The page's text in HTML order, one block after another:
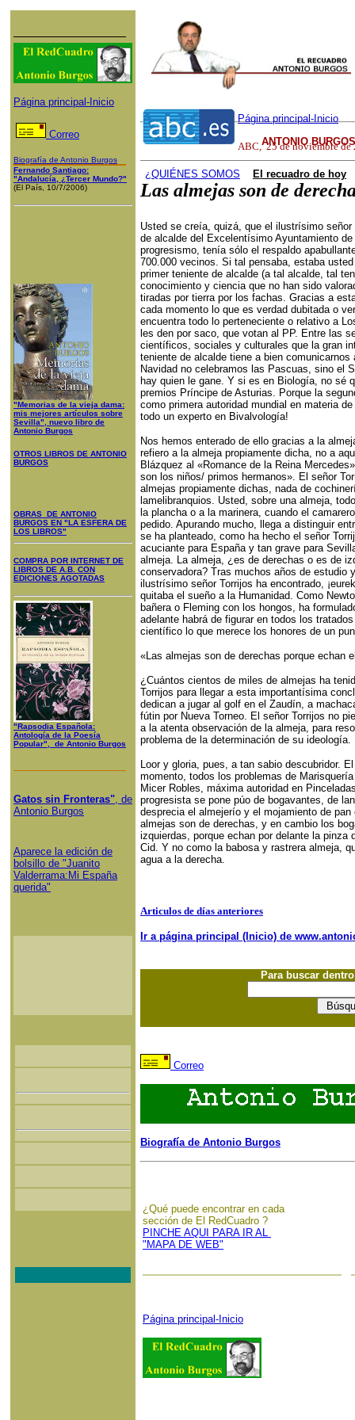
Página principal-Inicio
Correo
Biografía de Antonio Burgos
Fernando Santiago:
"Andalucía, ¿Tercer Mundo?"
(El País, 10/7/2006)
"Memorias de la vieja dama:
mis mejores artículos sobre
Sevilla", nuevo libro de
Antonio Burgos
OTROS LIBROS DE ANTONIO
BURGOS
OBRAS DE ANTONIO
BURGOS EN "LA ESFERA DE
LOS LIBROS"
COMPRA POR INTERNET DE
LIBROS DE A.B. CON
EDICIONES AGOTADAS
"Rapsodia Española:
Antología de la Poesía
Popular", de Antonio Burgos
Gatos sin Fronteras", de
Antonio Burgos
Aparece la edición de
bolsillo de "Juanito
Valderrama:Mi España
querida"
Página principal-Inicio
ABC, 25 de noviembre de
¿QUI ÉNES SOMOS El recuadro de hoy
ANTONIO
Las almejas son de
Usted se creía, quizá, que el ilustrísimo
de alcalde del Excelentísimo Ayuntamiento
progresismo, tenía sólo el respaldo
700.000 vecinos. Si tal pensaba, estaba
primer teniente de alcalde (a tal alcalde, tal
conocimiento y ciencia que no han sido
tiradas por tierra por los fachas. Gracias a
cada momento lo que es verdad dubitada o
encuentra todo lo perteneciente o relativo a
les den por saco, que votan al PP. Entre las
científicos, sociales y culturales que la gran
teniente de alcalde tiene a bien
Navidad no celebramos las Pascuas, sino el
hay quien le gane. Y si es en Biología, no sé
premios Príncipe de Asturias. Porque la
como primera autoridad mundial en materia
todo un experto en Bivalvología!
Nos hemos enterado de ello gracias a la
refiero a la almeja propiamente dicha, no a
Blázquez al «Romance de la Reina
son los niños/ primos hermanos». El señor
almejas propiamente dichas, nada de
lamelibranquios. Usted, sobre una almeja,
la plancha o a la marinera, cuando el
pedido. Apurando mucho, llega a distinguir
se ha planteado, como ha hecho el señor
acuciante para España y tan grave para
almeja. La almeja, ¿es de derechas o es de
conservadora? Tras muchos años de estudio
ilustrísimo señor Torrijos ha encontrado,
quitaba el sueño a la Humanidad. Como
bañera o Fleming con los hongos, ha
adelante habrá de figurar en todos los
científico lo que merece los honores de un
«Las almejas son de derechas porque echan
¿Cuántos cientos de miles de almejas ha
Torrijos para llegar a esta importantísima
dedican a jugar al golf en el Zaudín, a
fútin por Nueva Torneo. El señor Torrijos no
a la atenta observación de la almeja, para
problema de la determinación de su ideología.
Loor y gloria, pues, a tan sabio descubridor.
momento, todos los problemas de
Micer Robles, máxima autoridad en
progresista se pone púo de bogavantes, de
desprecia el almejerío y el mojamiento de
almejas son de derechas, y en cambio los
izquierdas, porque echan por delante la
Cid. Y no como la babosa y rastrera almeja,
agua a la derecha.
Articulos de días anteriores
Ir a página principal (Inicio) de
Para buscar
Correo
Biografía de Antonio Burgos
¿Qué puede encontrar en cada
sección de El RedCuadro ?
PINCHE AQUI PARA IR AL
"MAPA DE WEB"
Página principal-Inicio